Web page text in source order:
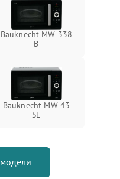
Bauknecht MW 338
B
Bauknecht MW 43
SL